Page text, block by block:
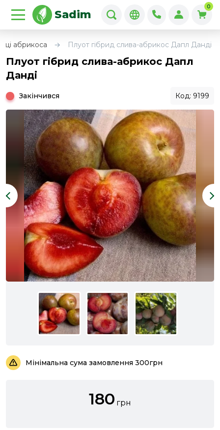
Sadim
0
абрикоса Плуот гібрид слива-абрикос Дапл Данді
Плуот гібрид слива-абрикос Дапл
Данді
Закінчився Код: 9199
Мінімальна сума замовлення 300грн
180 грн